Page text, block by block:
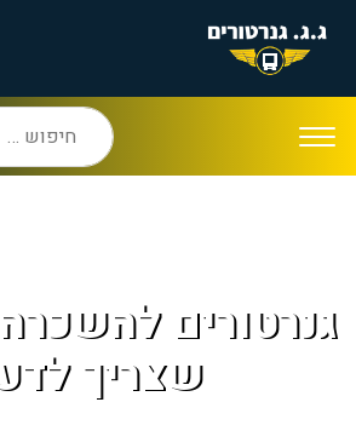
חיפוש:
גנרטורים
שצריך